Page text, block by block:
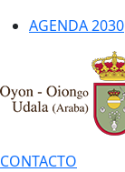
AGENDA 2030
CONTACTO